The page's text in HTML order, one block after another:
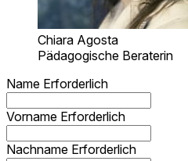
Chiara Agosta
Pädagogische Beraterin
Name Erforderlich
Vorname Erforderlich
Nachname Erforderlich